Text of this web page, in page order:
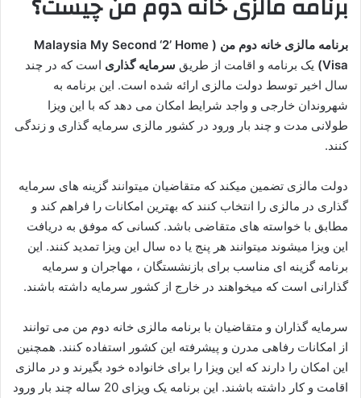
برنامه مالزی خانه دوم من چیست؟
برنامه مالزی خانه دوم من ( Malaysia My Second ‘2’ Home
Visa) یک برنامه و اقامت از طریق سرمایه گذاری است که در چند
سال اخیر توسط دولت مالزی ارائه شده است. این برنامه به
شهروندان خارجی و واجد شرایط امکان می دهد که با این ویزا
طولانی مدت و چند بار ورود در کشور مالزی سرمایه گذاری و زندگی
کنند.
دولت مالزی تضمین میکند که متقاضیان میتوانند گزینه های سرمایه
گذاری در مالزی را انتخاب کنند که بهترین امکانات را فراهم کند و
مطابق با خواسته های متقاضی باشد. کسانی که موفق به دریافت
این ویزا میشوند میتوانند هر پنج یا ده سال این ویزا تمدید کنند. این
برنامه گزینه ای مناسب برای بازنشستگان ، مهاجران و سرمایه
گذارانی است که میخواهند در خارج از کشور سرمایه داشته باشند.
سرمایه گذاران و متقاضیان با برنامه مالزی خانه دوم من می توانند
از امکانات رفاهی مدرن و پیشرفته این کشور استفاده کنند. همچنین
این امکان را دارند که این ویزا را برای خانواده خود بگیرند و در مالزی
اقامت و کار داشته باشند. این برنامه یک ویزای 20 ساله چند بار ورود